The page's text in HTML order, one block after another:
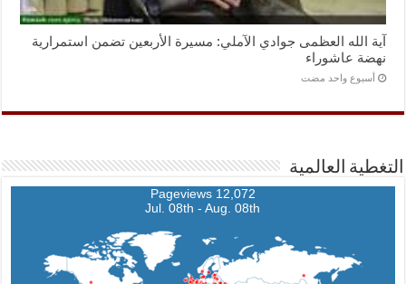
آية الله العظمى جوادي الآملي: مسيرة الأربعين تضمن استمرارية
نهضة عاشوراء
‏أسبوع واحد مضت
التغطية العالمية
12,072 Pageviews
Jul. 08th - Aug. 08th